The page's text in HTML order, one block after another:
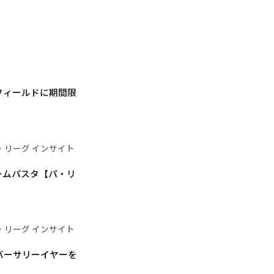
ールドに期間限
リーグ インサイト
パスタ【パ・リ
リーグ インサイト
サリーイヤーを